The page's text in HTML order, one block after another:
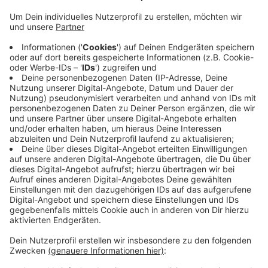
Laut Polizei hat es sich um einen Ford Galaxy
gehandelt. Das Auto sei nach einem lauten Knall,
möglicherweise einem Kolbenfresser, in Brand
geraten, daraufhin ist der Fahrer auf den Rastplatz
gefahren.
Die Feuerwehr hat schnell löschen können, die
Sperrung hat nur wenige Minuten gedauert.
Inzwischen sind die A44 und auch der Rastplatz
wieder normal befahrbar.
Veröffentlicht:Mittwoch, 07.06.2023 13:53
Anzeige